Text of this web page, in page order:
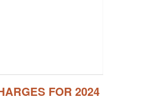
FOR 2024